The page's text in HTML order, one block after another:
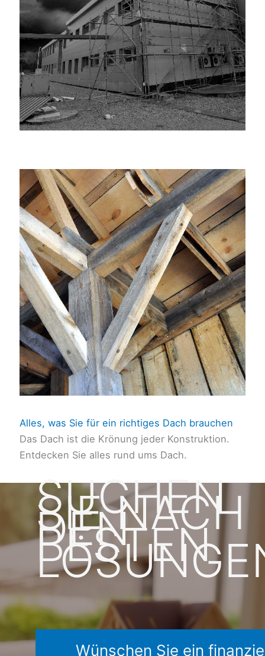
Alles, was Sie für ein richtiges Dach brauchen
Das Dach ist die Krönung jeder Konstruktion.
Entdecken Sie alles rund ums Dach.
SUCHEN
SIE NACH
DEN
BESTEN
Wünschen Sie ein